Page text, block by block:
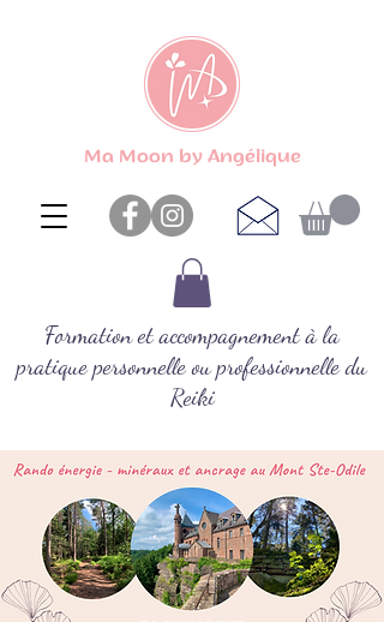
Ma Moon by Angélique
Formation et accompagnement à la
pratique personnelle ou professionnelle du
Reiki